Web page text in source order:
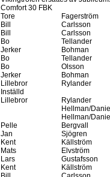
Comfort 30 FBK
Tore Fagerström
Bill Carlsson
Bill Carlsson
Bo Tellander
Jerker Bohman
Bo Tellander
Bo Olsson
Jerker Bohman
Lillebror Rylander
Inställd
Lillebror Rylander
Hellman/
Hellman/
Pelle Bergvall
Jan Sjögren
Kent Källström
Mats Elvström
Lars Gustafsson
Kent Källström